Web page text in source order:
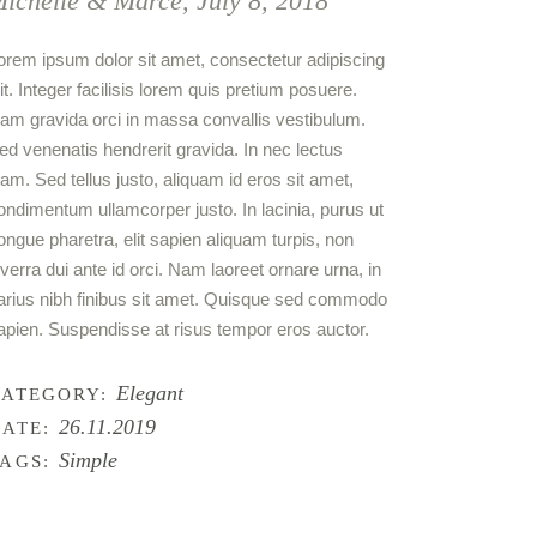
ipsum dolor sit amet, consectetur adipiscing
Integer facilisis lorem quis pretium posuere.
gravida orci in massa convallis vestibulum.
venenatis hendrerit gravida. In nec lectus
Sed tellus justo, aliquam id eros sit amet,
ullamcorper justo. In lacinia, purus ut
pharetra, elit sapien aliquam turpis, non
dui ante id orci. Nam laoreet ornare urna, in
nibh finibus sit amet. Quisque sed commodo
Suspendisse at risus tempor eros auctor.
Elegant
26.11.2019
Simple